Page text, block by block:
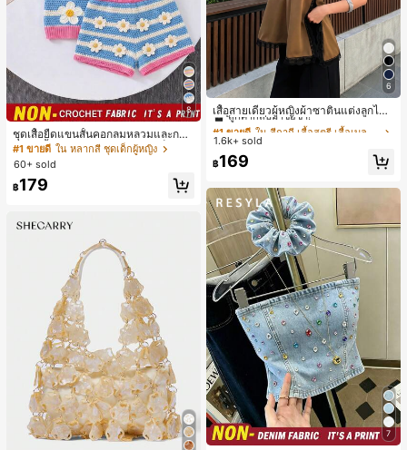
8
ชุดเสื้อยืดแขนสั้นคอกลมหลวมและกาง
เกงขาสั้นไบค์เกอร์รัดรูปสำหรับเด็กผู้ห
ญิง สไตล์มินิมอล เหมาะสำหรับฤดูใบไ
ม้ผลิและฤดูร้อน
#1 ขายดี ใน หลากสี ชุดเด็กผู้หญิง
60+ sold
฿179
6
เสื้อสายเดี่ยวผู้หญิงผ้าซาตินแต่งลูกไม้
- เสื้อสายเดี่ยวฤดูร้อนสีคากีมีรอยผ่าด้า
นข้างที่น่าดึงดูดแบบสบายๆ
#1 ขายดี
ใน สีกากี เสื้อสตรี เสื้อเบลาส์ & Tee
ลูกค้ากลับมาซื้อซ้ำ!
#1 ขายดี
ลูกค้ากลับมาซื้อซ้ำ!
#1 ขายดี
ลูกค้ากลับมาซื้อซ้ำ!
#1 ขายดี
ใน สีกากี เสื้อสตรี เสื้อเบลาส์ & Tee
1.6k+ sold
฿169
7